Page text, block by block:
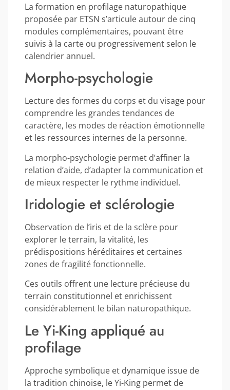
La formation en profilage naturopathique
proposée par ETSN s’articule autour de cinq
modules complémentaires, pouvant être
suivis à la carte ou progressivement selon le
calendrier annuel.
Morpho-psychologie
Lecture des formes du corps et du visage pour
comprendre les grandes tendances de
caractère, les modes de réaction émotionnelle
et les ressources internes de la personne.
La morpho-psychologie permet d’affiner la
relation d’aide, d’adapter la communication et
de mieux respecter le rythme individuel.
Iridologie et sclérologie
Observation de l’iris et de la sclère pour
explorer le terrain, la vitalité, les
prédispositions héréditaires et certaines
zones de fragilité fonctionnelle.
Ces outils offrent une lecture précieuse du
terrain constitutionnel et enrichissent
considérablement le bilan naturopathique.
Le Yi-King appliqué au
profilage
Approche symbolique et dynamique issue de
la tradition chinoise, le Yi-King permet de